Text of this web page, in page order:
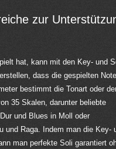
zur
hat, kann mit den Key- und
dass die gespielten
bestimmt die Tonart oder
35 Skalen, darunter beliebte
und Blues in Moll oder
und Raga. Indem man die Key-
man perfekte Soli garantiert